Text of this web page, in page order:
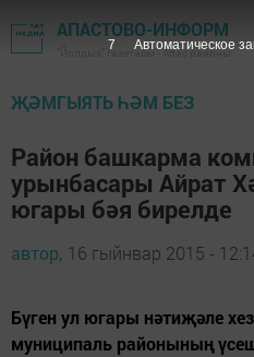
АПАСТОВО-ИНФОРМ
"Йолдыз" газетасы - Апас районы
ҖӘМГЫЯТЬ ҺӘМ БЕЗ
Район башкарма
урынбасары Айрат
югары бәя бирелде
автор, 16 гыйнвар 2015 -
Бүген ул югары нәтиҗәле
муниципаль районының
6 Автоматическое